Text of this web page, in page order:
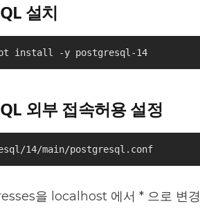
설치
install -y postgresql-14
외부 접속허용 설정
14/main/postgresql.conf
을 localhost 에서 * 으로 변경